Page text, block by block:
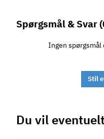
Spørgsmål & Svar
Ingen
Stil
Du vil